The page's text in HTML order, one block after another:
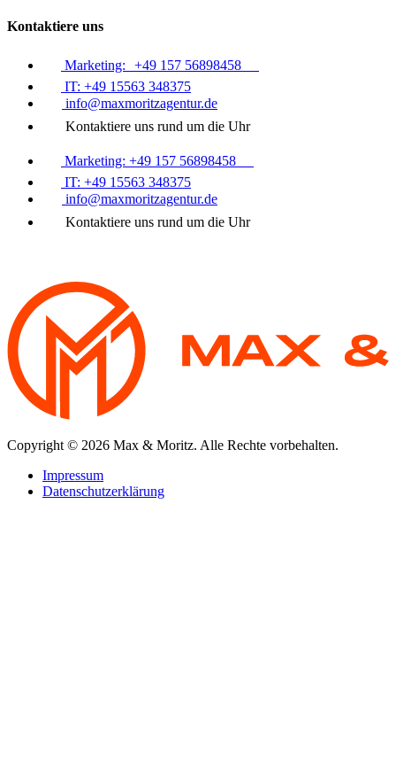
Kontaktiere uns
Marketing: +49 157 56898458
IT: +49 15563 348375
info@maxmoritzagentur.de
Kontaktiere uns rund um die Uhr
Marketing: +49 157 56898458
IT: +49 15563 348375
info@maxmoritzagentur.de
Kontaktiere uns rund um die Uhr
Copyright © 2026 Max & Moritz. Alle Rechte vorbehalten.
Impressum
Datenschutzerklärung